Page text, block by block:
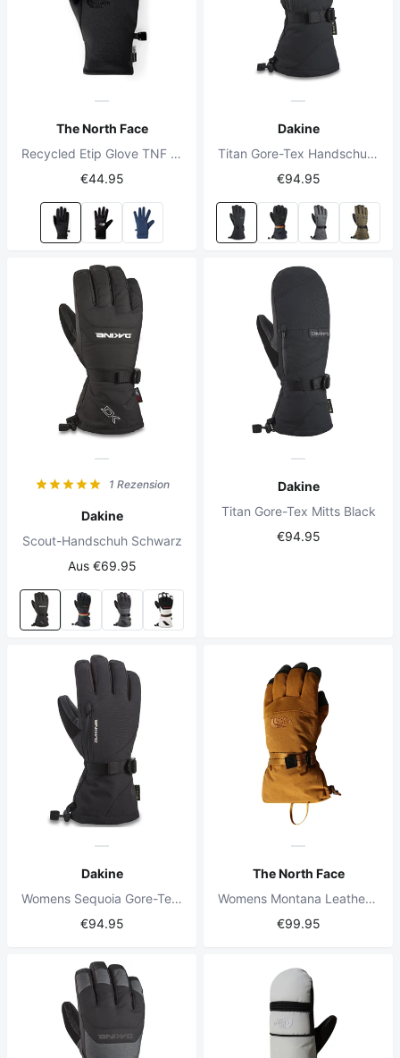
The North Face
Recycled Etip Glove TNF Black
€44.95
Dakine
Titan Gore-Tex Handschuh Schwarz
€94.95
1 Rezension
Dakine
Scout-Handschuh Schwarz
Aus €69.95
Dakine
Titan Gore-Tex Mitts Black
€94.95
Dakine
Womens Sequoia Gore-Tex Glove Black
€94.95
The North Face
Womens Montana Leather Edge Glove Timber Tan
€99.95